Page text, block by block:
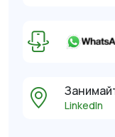
LinkedIn